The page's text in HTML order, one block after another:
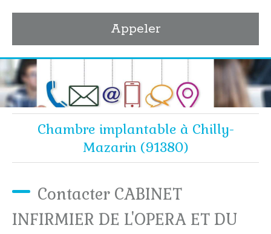
Appeler
Chambre implantable à Chilly-
Mazarin (91380)
Contacter CABINET
INFIRMIER DE L'OPERA ET DU